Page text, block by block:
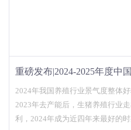
重磅发布|2024-2025年度中
告
2024年我国养殖行业景气度整体
2023年去产能后，生猪养殖行业
利，2024年成为近四年来最好的